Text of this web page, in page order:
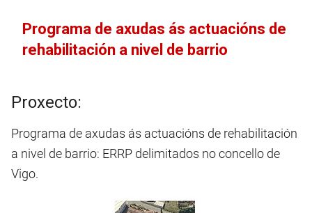
Programa de axudas ás actuacións de
rehabilitación a nivel de barrio
Proxecto:
Programa de axudas ás actuacións de rehabilitación
a nivel de barrio: ERRP delimitados no concello de
Vigo.